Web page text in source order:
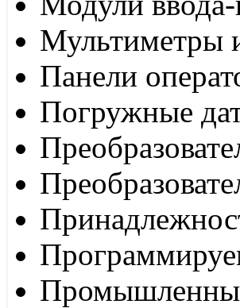
Мультиметры
Панели
Погружные